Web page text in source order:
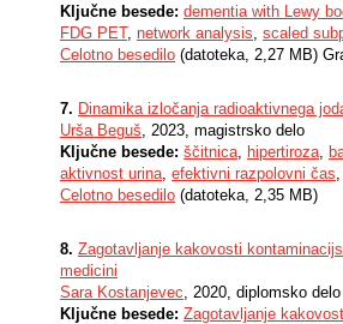
Ključne besede: dementia with Lewy
FDG PET, network analysis, scaled
Celotno besedilo (datoteka, 2,27 MB)
7. Dinamika izločanja radioaktivnega
Urša Beguš, 2023, magistrsko delo
Ključne besede: ščitnica, hipertiroza,
aktivnost urina, efektivni razpolovni čas
Celotno besedilo (datoteka, 2,35 MB)
8. Zagotavljanje kakovosti
medicini
Sara Kostanjevec, 2020, diplomsko delo
Ključne besede: Zagotavljanje